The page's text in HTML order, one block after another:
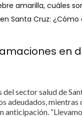
amarilla, cuáles
Santa Cruz:
en
sector salud de
adeudados,
anticipación.